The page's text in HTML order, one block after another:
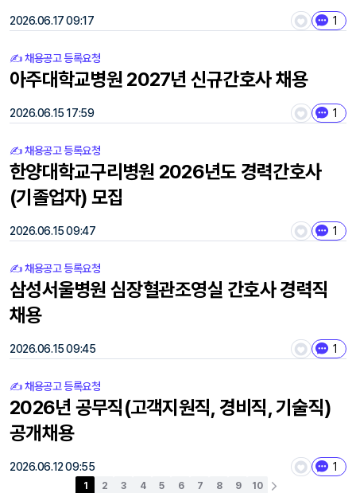
2026.06.17 09:17 1
✍️ 채용공고 등록요청
아주대학교병원 2027년 신규간호사 채용
2026.06.15 17:59 1
✍️ 채용공고 등록요청
한양대학교구리병원 2026년도 경력간호사
(기졸업자) 모집
2026.06.15 09:47 1
✍️ 채용공고 등록요청
삼성서울병원 심장혈관조영실 간호사 경력직
채용
2026.06.15 09:45 1
✍️ 채용공고 등록요청
2026년 공무직(고객지원직, 경비직, 기술직)
공개채용
2026.06.12 09:55 1
1 2 3 4 5 6 7 8 9 10